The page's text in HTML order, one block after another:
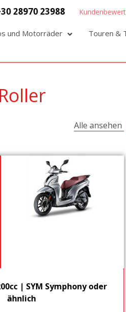
Roller
Alle ansehen
| SYM Symphony oder
ähnlich
28970 23988
und Motorräder Touren &